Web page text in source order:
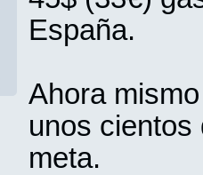
España.
Ahora
unos cientos
meta.